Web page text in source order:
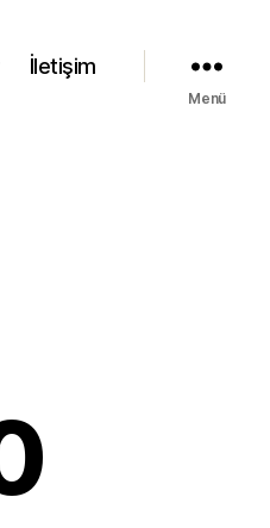
İletişim
Menü